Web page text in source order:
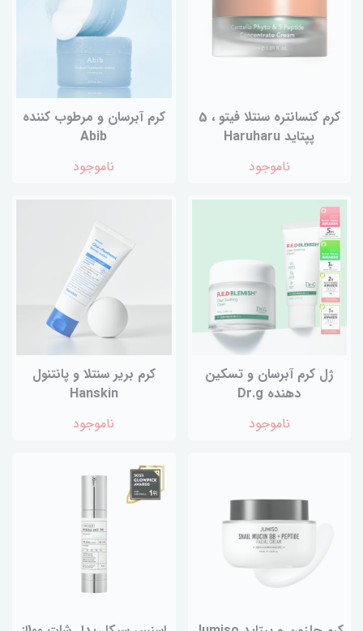
کرم کنسانتره سنتلا فیتو ، 5
پپتاید Haruharu
ناموجود
کرم آبرسان و مرطوب کننده
Abib
ناموجود
ژل کرم آبرسان و تسکین
دهنده Dr.g
ناموجود
کرم بریر سنتلا و پانتنول
Hanskin
ناموجود